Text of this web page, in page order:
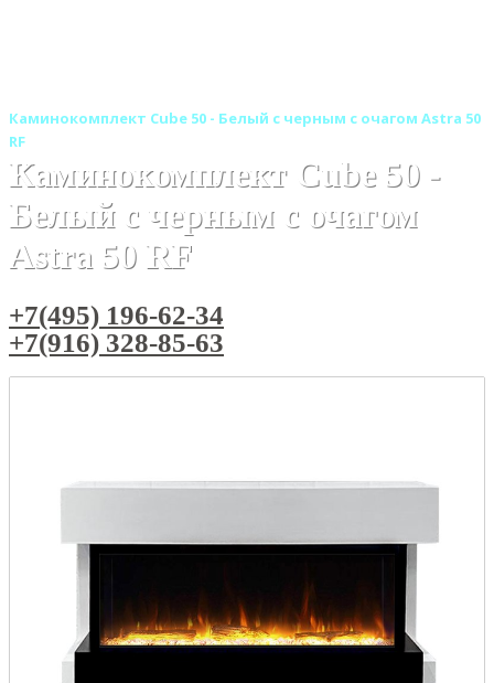
Каминокомплект Cube 50 - Белый с черным с очагом Astra 50
RF
Каминокомплект Cube 50 -
Белый с черным с очагом
Astra 50 RF
+7(495) 196-62-34
+7(916) 328-85-63